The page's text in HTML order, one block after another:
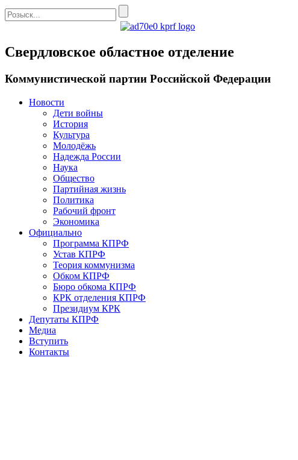
Свердловское областное отделение
Коммунистической партии Российской Федерации
Новости
Дети войны
История
Культура
Молодёжь
Надежда России
Наука
Общество
Партийная жизнь
Политика
Рабочий фронт
Экономика
Официально
Программа КПРФ
Устав КПРФ
Теория коммунизма
Обком КПРФ
Бюро обкома КПРФ
КРК отделения КПРФ
Президиум КРК
Депутаты КПРФ
Медиа
Вступить
Контакты